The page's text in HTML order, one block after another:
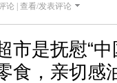
论 | 查看/发表评论
市是抚慰“
食，亲切感